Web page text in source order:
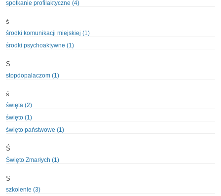
spotkanie profilaktyczne (4)
ś
środki komunikacji miejskiej (1)
środki psychoaktywne (1)
S
stopdopalaczom (1)
ś
święta (2)
święto (1)
święto państwowe (1)
Ś
Święto Zmarłych (1)
S
szkolenie (3)